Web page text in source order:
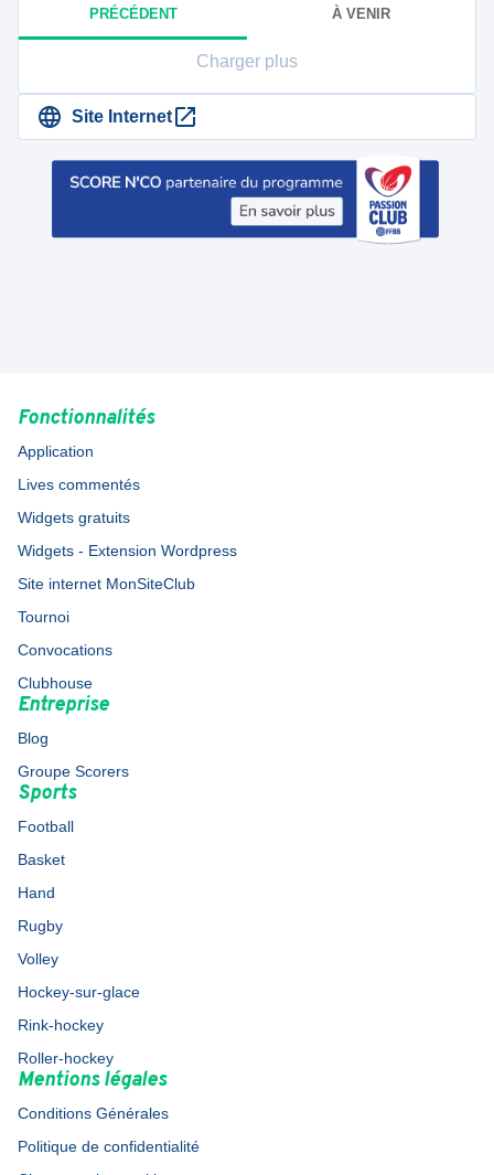
PRÉCÉDENT À VENIR
Charger plus
Site Internet
Fonctionnalités
Application
Lives commentés
Widgets gratuits
Widgets - Extension Wordpress
Site internet MonSiteClub
Tournoi
Convocations
Clubhouse
Entreprise
Blog
Groupe Scorers
Sports
Football
Basket
Hand
Rugby
Volley
Hockey-sur-glace
Rink-hockey
Roller-hockey
Mentions légales
Conditions Générales
Politique de confidentialité